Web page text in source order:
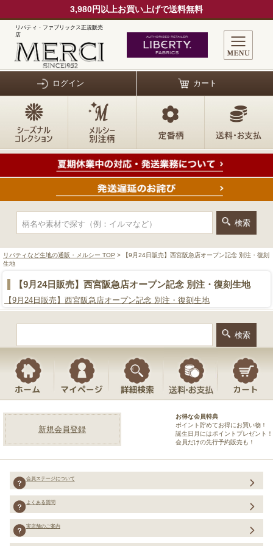
3,980円以上お買い上げで送料無料
リバティ・ファブリックス正規販売
店
ログイン カート
リバティなど生地の通販・メルシー TOP > 【9月24日販売】西宮阪急店オープン記念 別注・復刻
生地
【9月24日販売】西宮阪急店オープン記念 別注・復刻生地
【9月24日販売】西宮阪急店オープン記念 別注・復刻生地
新規会員登録
お得な会員特典
ポイント貯めてお得にお買い物！
誕生日月にはポイントプレゼント！
会員だけの先行予約販売も！
会員ステージについて
よくある質問
実店舗のご案内